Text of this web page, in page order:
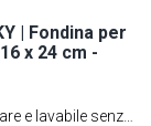
| Fondina per
x 24 cm -
e lavabile senza